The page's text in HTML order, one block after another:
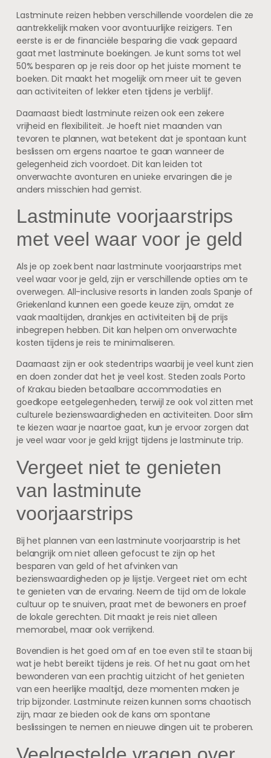
Lastminute reizen hebben verschillende voordelen die ze
aantrekkelijk maken voor avontuurlijke reizigers. Ten
eerste is er de financiële besparing die vaak gepaard
gaat met lastminute boekingen. Je kunt soms tot wel
50% besparen op je reis door op het juiste moment te
boeken. Dit maakt het mogelijk om meer uit te geven
aan activiteiten of lekker eten tijdens je verblijf.
Daarnaast biedt lastminute reizen ook een zekere
vrijheid en flexibiliteit. Je hoeft niet maanden van
tevoren te plannen, wat betekent dat je spontaan kunt
beslissen om ergens naartoe te gaan wanneer de
gelegenheid zich voordoet. Dit kan leiden tot
onverwachte avonturen en unieke ervaringen die je
anders misschien had gemist.
Lastminute voorjaarstrips
met veel waar voor je geld
Als je op zoek bent naar lastminute voorjaarstrips met
veel waar voor je geld, zijn er verschillende opties om te
overwegen. All-inclusive resorts in landen zoals Spanje of
Griekenland kunnen een goede keuze zijn, omdat ze
vaak maaltijden, drankjes en activiteiten bij de prijs
inbegrepen hebben. Dit kan helpen om onverwachte
kosten tijdens je reis te minimaliseren.
Daarnaast zijn er ook stedentrips waarbij je veel kunt zien
en doen zonder dat het je veel kost. Steden zoals Porto
of Krakau bieden betaalbare accommodaties en
goedkope eetgelegenheden, terwijl ze ook vol zitten met
culturele bezienswaardigheden en activiteiten. Door slim
te kiezen waar je naartoe gaat, kun je ervoor zorgen dat
je veel waar voor je geld krijgt tijdens je lastminute trip.
Vergeet niet te genieten
van lastminute
voorjaarstrips
Bij het plannen van een lastminute voorjaarstrip is het
belangrijk om niet alleen gefocust te zijn op het
besparen van geld of het afvinken van
bezienswaardigheden op je lijstje. Vergeet niet om echt
te genieten van de ervaring. Neem de tijd om de lokale
cultuur op te snuiven, praat met de bewoners en proef
de lokale gerechten. Dit maakt je reis niet alleen
memorabel, maar ook verrijkend.
Bovendien is het goed om af en toe even stil te staan bij
wat je hebt bereikt tijdens je reis. Of het nu gaat om het
bewonderen van een prachtig uitzicht of het genieten
van een heerlijke maaltijd, deze momenten maken je
trip bijzonder. Lastminute reizen kunnen soms chaotisch
zijn, maar ze bieden ook de kans om spontane
beslissingen te nemen en nieuwe dingen uit te proberen.